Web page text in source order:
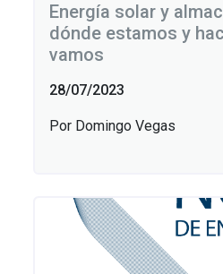
Energía solar y
dónde estamos y
vamos
28/07/2023
Por Domingo Vegas